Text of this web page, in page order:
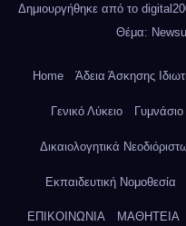
Δημιουργήθηκε από το
Θέμα:
Home Άδεια Άσκησης
Γενικό Λύκειο Γυμνάσιο
Δικαιολογητικά
Εκπαιδευτική Νομοθεσία
ΕΠΙΚΟΙΝΩΝΙΑ ΜΑΘΗΤΕΙΑ